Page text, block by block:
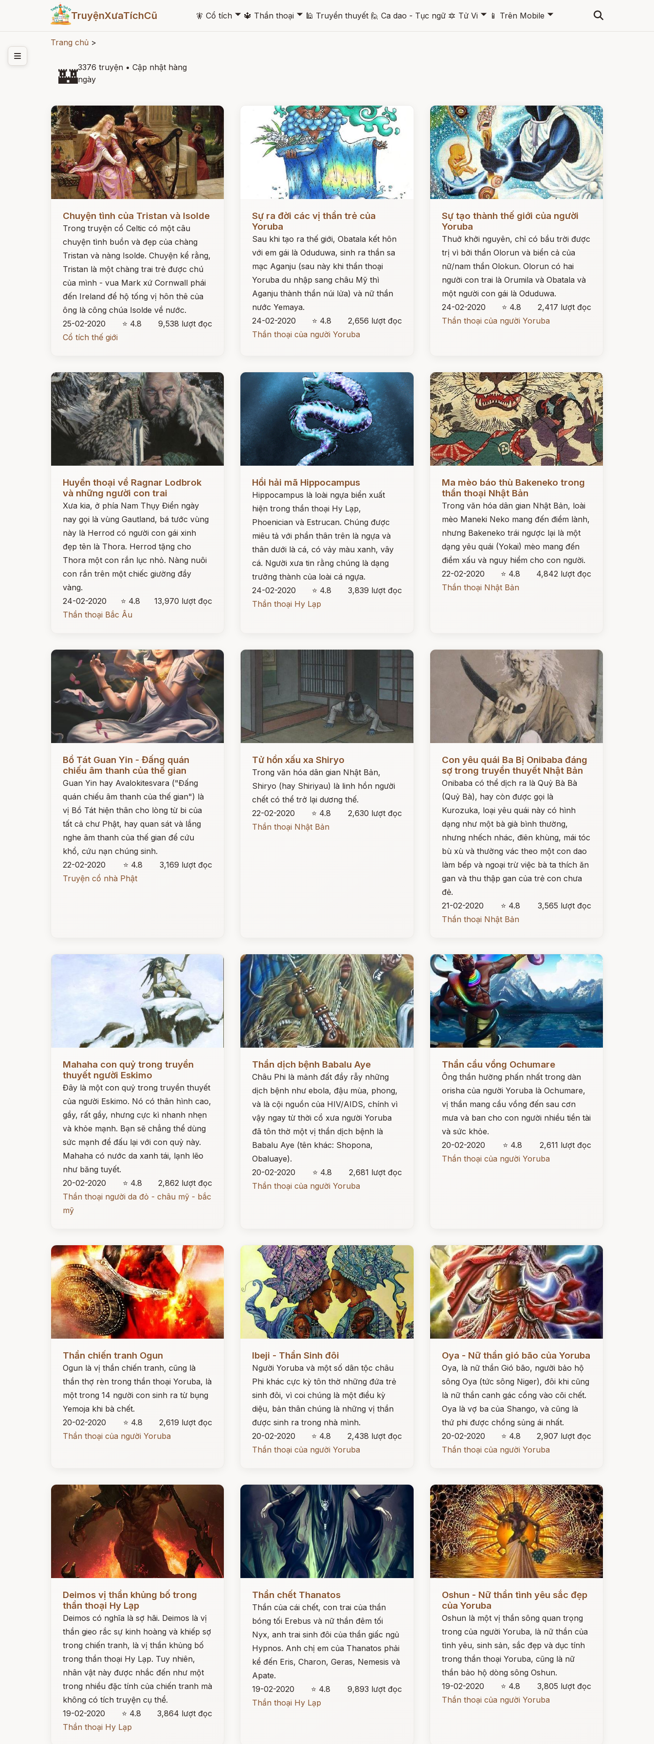
TruyệnXưaTíchCũ 🧚 Cổ tích 🞃 🔱 Thần thoại 🞃 🕌 Truyền thuyết 🙋 Ca dao - Tục ngữ 🔯 Tử Vi 🞃 📱 Trên Mobile 🞃
Trang chủ >
🏰3376 truyện • Cập nhật hàng
ngày
Chuyện tình của Tristan và Isolde
Trong truyện cổ Celtic có một câu
chuyện tình buồn và đẹp của chàng
Tristan và nàng Isolde. Chuyện kể rằng,
Tristan là một chàng trai trẻ được chú
của mình - vua Mark xứ Cornwall phái
đến Ireland để hộ tống vị hôn thê của
ông là công chúa Isolde về nước.
25-02-2020
⭐ 4.8
9,538 lượt đọc
Cổ tích thế giới
Sự ra đời các vị thần trẻ của
Yoruba
Sau khi tạo ra thế giới, Obatala kết hôn
với em gái là Oduduwa, sinh ra thần sa
mạc Aganju (sau này khi thần thoại
Yoruba du nhập sang châu Mỹ thì
Aganju thành thần núi lửa) và nữ thần
nước Yemaya.
24-02-2020
⭐ 4.8
2,656 lượt đọc
Thần thoại của người Yoruba
Sự tạo thành thế giới của người
Yoruba
Thuở khởi nguyên, chỉ có bầu trời được
trị vì bởi thần Olorun và biển cả của
nữ/nam thần Olokun. Olorun có hai
người con trai là Orumila và Obatala và
một người con gái là Oduduwa.
24-02-2020
⭐ 4.8
2,417 lượt đọc
Thần thoại của người Yoruba
Đọc ngay
Huyền thoại về Ragnar Lodbrok
và những người con trai
Xưa kia, ở phía Nam Thụy Điển ngày
nay gọi là vùng Gautland, bá tước vùng
này là Herrod có người con gái xinh
đẹp tên là Thora. Herrod tặng cho
Thora một con rắn lục nhỏ. Nàng nuôi
con rắn trên một chiếc giường đầy
vàng.
24-02-2020
⭐ 4.8
13,970 lượt đọc
Thần thoại Bắc Âu
Đọc ngay
Hồi hải mã Hippocampus
Hippocampus là loài ngựa biển xuất
hiện trong thần thoại Hy Lạp,
Phoenician và Estrucan. Chúng được
miêu tả với phần thân trên là ngựa và
thân dưới là cá, có vảy màu xanh, vây
cá. Người xưa tin rằng chúng là dạng
trưởng thành của loài cá ngựa.
24-02-2020
⭐ 4.8
3,839 lượt đọc
Thần thoại Hy Lạp
Ma mèo báo thù Bakeneko trong
thần thoại Nhật Bản
Trong văn hóa dân gian Nhật Bản, loài
mèo Maneki Neko mang đến điềm lành,
nhưng Bakeneko trái ngược lại là một
dạng yêu quái (Yokai) mèo mang đến
điềm xấu và nguy hiểm cho con người.
22-02-2020
⭐ 4.8
4,842 lượt đọc
Thần thoại Nhật Bản
Đọc ngay
Bồ Tát Guan Yin - Đấng quán
chiếu âm thanh của thế gian
Guan Yin hay Avalokitesvara ("Đấng
quán chiếu âm thanh của thế gian") là
vị Bồ Tát hiện thân cho lòng từ bi của
tất cả chư Phật, hay quan sát và lắng
nghe âm thanh của thế gian để cứu
khổ, cứu nạn chúng sinh.
22-02-2020
⭐ 4.8
3,169 lượt đọc
Truyện cổ nhà Phật
Đọc ngay
Tử hồn xấu xa Shiryo
Trong văn hóa dân gian Nhật Bản,
Shiryo (hay Shiriyau) là linh hồn người
chết có thể trở lại dương thế.
22-02-2020
⭐ 4.8
2,630 lượt đọc
Thần thoại Nhật Bản
Con yêu quái Ba Bị Onibaba đáng
sợ trong truyền thuyết Nhật Bản
Onibaba có thể dịch ra là Quỷ Bà Bà
(Quỷ Bà), hay còn được gọi là
Kurozuka, loại yêu quái này có hình
dạng như một bà già bình thường,
nhưng nhếch nhác, điên khùng, mái tóc
bù xù và thường vác theo một con dao
làm bếp và ngoại trừ việc bà ta thích ăn
gan và thu thập gan của trẻ con chưa
đẻ.
21-02-2020
⭐ 4.8
3,565 lượt đọc
Thần thoại Nhật Bản
Mahaha con quỷ trong truyền
thuyết người Eskimo
Đây là một con quỷ trong truyền thuyết
của người Eskimo. Nó có thân hình cao,
gầy, rất gầy, nhưng cực kì nhanh nhẹn
và khỏe mạnh. Bạn sẽ chẳng thể dùng
sức mạnh để đấu lại với con quỷ này.
Mahaha có nước da xanh tái, lạnh lẽo
như băng tuyết.
20-02-2020
⭐ 4.8
2,862 lượt đọc
Thần thoại người da đỏ - châu mỹ - bắc
mỹ
Đọc ngay
Thần dịch bệnh Babalu Aye
Châu Phi là mảnh đất đầy rẫy những
dịch bệnh như ebola, đậu mùa, phong,
và là cội nguồn của HIV/AIDS, chính vì
vậy ngay từ thời cổ xưa người Yoruba
đã tôn thờ một vị thần dịch bệnh là
Babalu Aye (tên khác: Shopona,
Obaluaye).
20-02-2020
⭐ 4.8
2,681 lượt đọc
Thần thoại của người Yoruba
Đọc ngay
Thần cầu vồng Ochumare
Ông thần hường phấn nhất trong dàn
orisha của người Yoruba là Ochumare,
vị thần mang cầu vồng đến sau cơn
mưa và ban cho con người nhiều tiền tài
và sức khỏe.
20-02-2020
⭐ 4.8
2,611 lượt đọc
Thần thoại của người Yoruba
Đọc ngay
Thần chiến tranh Ogun
Ogun là vị thần chiến tranh, cũng là
thần thợ rèn trong thần thoại Yoruba, là
một trong 14 người con sinh ra từ bụng
Yemoja khi bà chết.
20-02-2020
⭐ 4.8
2,619 lượt đọc
Thần thoại của người Yoruba
Ibeji - Thần Sinh đôi
Người Yoruba và một số dân tộc châu
Phi khác cực kỳ tôn thờ những đứa trẻ
sinh đôi, vì coi chúng là một điều kỳ
diệu, bản thân chúng là những vị thần
được sinh ra trong nhà mình.
20-02-2020
⭐ 4.8
2,438 lượt đọc
Thần thoại của người Yoruba
Oya - Nữ thần gió bão của Yoruba
Oya, là nữ thần Gió bão, người bảo hộ
sông Oya (tức sông Niger), đôi khi cũng
là nữ thần canh gác cổng vào cõi chết.
Oya là vợ ba của Shango, và cũng là
thứ phi được chồng sủng ái nhất.
20-02-2020
⭐ 4.8
2,907 lượt đọc
Thần thoại của người Yoruba
Deimos vị thần khủng bố trong
thần thoại Hy Lạp
Deimos có nghĩa là sợ hãi. Deimos là vị
thần gieo rắc sự kinh hoàng và khiếp sợ
trong chiến tranh, là vị thần khủng bố
trong thần thoại Hy Lạp. Tuy nhiên,
nhân vật này được nhắc đến như một
trong nhiều đặc tính của chiến tranh mà
không có tích truyện cụ thể.
19-02-2020
⭐ 4.8
3,864 lượt đọc
Thần thoại Hy Lạp
Đọc ngay
Thần chết Thanatos
Thần của cái chết, con trai của thần
bóng tối Erebus và nữ thần đêm tối
Nyx, anh trai sinh đôi của thần giấc ngủ
Hypnos. Anh chị em của Thanatos phải
kể đến Eris, Charon, Geras, Nemesis và
Apate.
19-02-2020
⭐ 4.8
9,893 lượt đọc
Thần thoại Hy Lạp
Oshun - Nữ thần tình yêu sắc đẹp
của Yoruba
Oshun là một vị thần sông quan trọng
trong của người Yoruba, là nữ thần của
tình yêu, sinh sản, sắc đẹp và dục tính
trong thần thoại Yoruba, cũng là nữ
thần bảo hộ dòng sông Oshun.
19-02-2020
⭐ 4.8
3,805 lượt đọc
Thần thoại của người Yoruba